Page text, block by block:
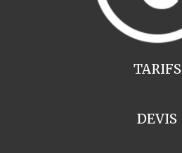
TARIFS
DEVIS